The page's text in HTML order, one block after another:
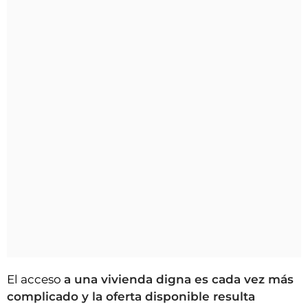
El acceso a una vivienda digna es cada vez más
complicado y la oferta disponible resulta